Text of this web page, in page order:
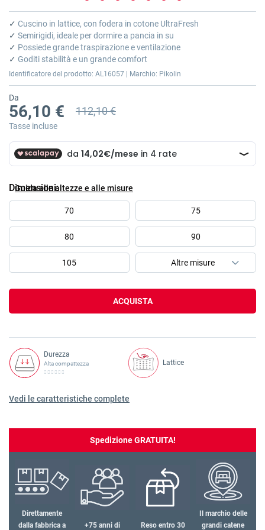
Vai
all'inizio
della
galleria
di
immagini
✓ Cuscino in lattice, con fodera in cotone UltraFresh
✓ Semirigidi, ideale per dormire a pancia in su
✓ Possiede grande traspirazione e ventilazione
✓ Goditi stabilità e un grande comfort
Identificatore del prodotto: AL16057 | Marchio: Pikolin
Da
56,10 € Prezzo precedente
112,10 €
Tasse incluse
Guida alle altezze e alle misure
Dimensioni
70 75
80 90
105
ACQUISTA
Durezza
Alta compattezza Lattice
Vedi le caratteristiche complete
Spedizione GRATUITA!
Direttamente
dalla fabbrica a
+75 anni di Reso entro 30
Il marchio delle
grandi catene